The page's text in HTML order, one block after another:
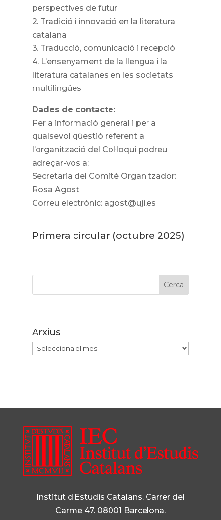
perspectives de futur
2. Tradició i innovació en la literatura
catalana
3. Traducció, comunicació i recepció
4. L’ensenyament de la llengua i la
literatura catalanes en les societats
multilingües
Dades de contacte:
Per a informació general i per a
qualsevol qüestió referent a
l’organització del Col·loqui podreu
adreçar-vos a:
Secretaria del Comitè Organitzador:
Rosa Agost
Correu electrònic: agost@uji.es
Primera circular(octubre 2025)
Cerca
Arxius
Arxius
Institut d’Estudis Catalans. Carrer del
Carme 47. 08001 Barcelona.